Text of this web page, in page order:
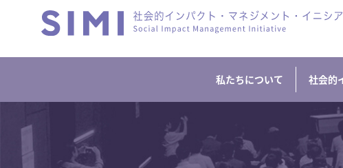
私たちについて 社会的